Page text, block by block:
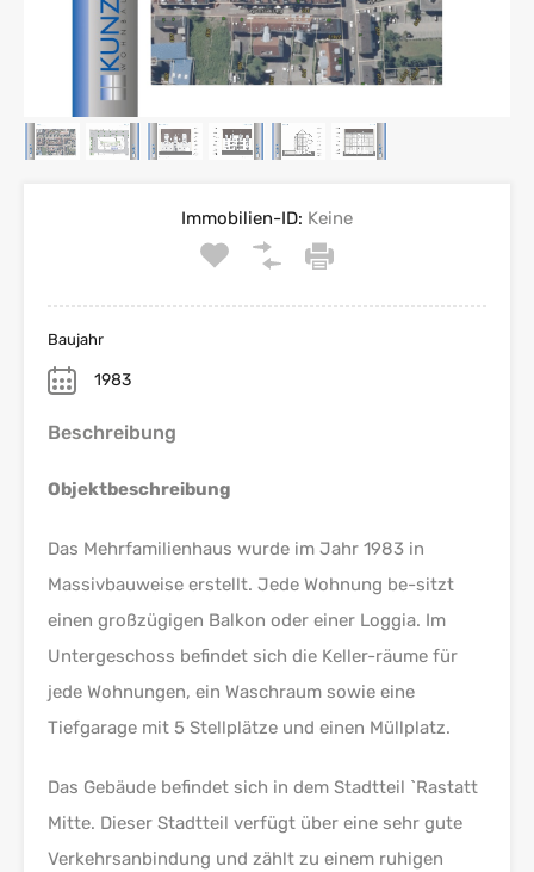
Immobilien-ID: Keine
Baujahr
1983
Beschreibung
Objektbeschreibung
Das Mehrfamilienhaus wurde im Jahr 1983 in
Massivbauweise erstellt. Jede Wohnung be-sitzt
einen großzügigen Balkon oder einer Loggia. Im
Untergeschoss befindet sich die Keller-räume für
jede Wohnungen, ein Waschraum sowie eine
Tiefgarage mit 5 Stellplätze und einen Müllplatz.
Das Gebäude befindet sich in dem Stadtteil `Rastatt
Mitte. Dieser Stadtteil verfügt über eine sehr gute
Verkehrsanbindung und zählt zu einem ruhigen